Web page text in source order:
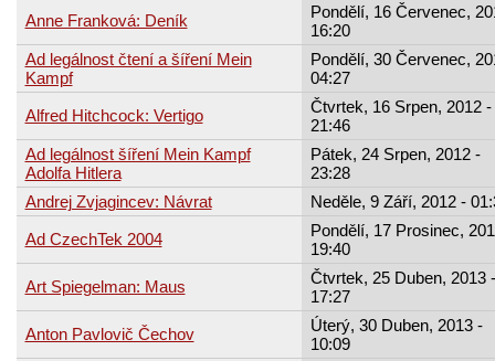
Anne Franková: Deník
Pondělí, 16 Červenec,
16:20
Ad legálnost čtení a šíření Mein
Kampf
Pondělí, 30 Červenec,
04:27
Alfred Hitchcock: Vertigo
Čtvrtek, 16 Srpen, 2012 -
21:46
Ad legálnost šíření Mein Kampf
Adolfa Hitlera
Pátek, 24 Srpen, 2012 -
23:28
Andrej Zvjagincev: Návrat
Neděle, 9 Září, 2012 -
Ad CzechTek 2004
Pondělí, 17 Prosinec,
19:40
Art Spiegelman: Maus
Čtvrtek, 25 Duben, 2013 -
17:27
Anton Pavlovič Čechov
Úterý, 30 Duben, 2013 -
10:09